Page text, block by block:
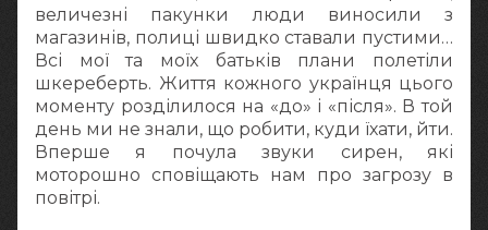
величезні пакунки люди виносили з
магазинів, полиці швидко ставали пустими…
Всі мої та моїх батьків плани полетіли
шкереберть. Життя кожного українця цього
моменту розділилося на «до» і «після». В той
день ми не знали, що робити, куди їхати, йти.
Вперше я почула звуки сирен, які
моторошно сповіщають нам про загрозу в
повітрі.